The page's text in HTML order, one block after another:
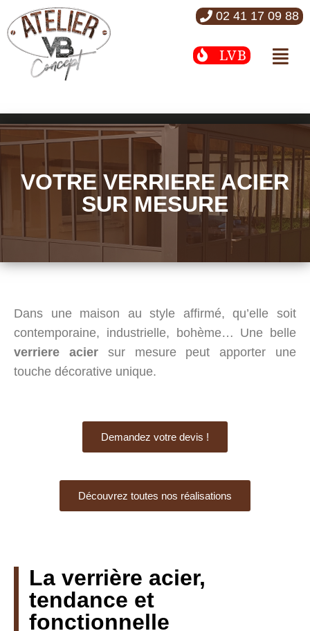
02 41 17 09 88
LVB
VOTRE VERRIERE ACIER
SUR MESURE
Dans une maison au style affirmé, qu’elle soit
contemporaine, industrielle, bohème… Une belle
verriere aciersur mesure peut apporter une
touche décorative unique.
Demandez votre devis !
Découvrez toutes nos réalisations
La verrière acier,
tendance et
fonctionnelle